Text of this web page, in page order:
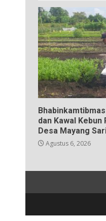
dan Kawal
Desa Mayang
Agustus 6, 2026